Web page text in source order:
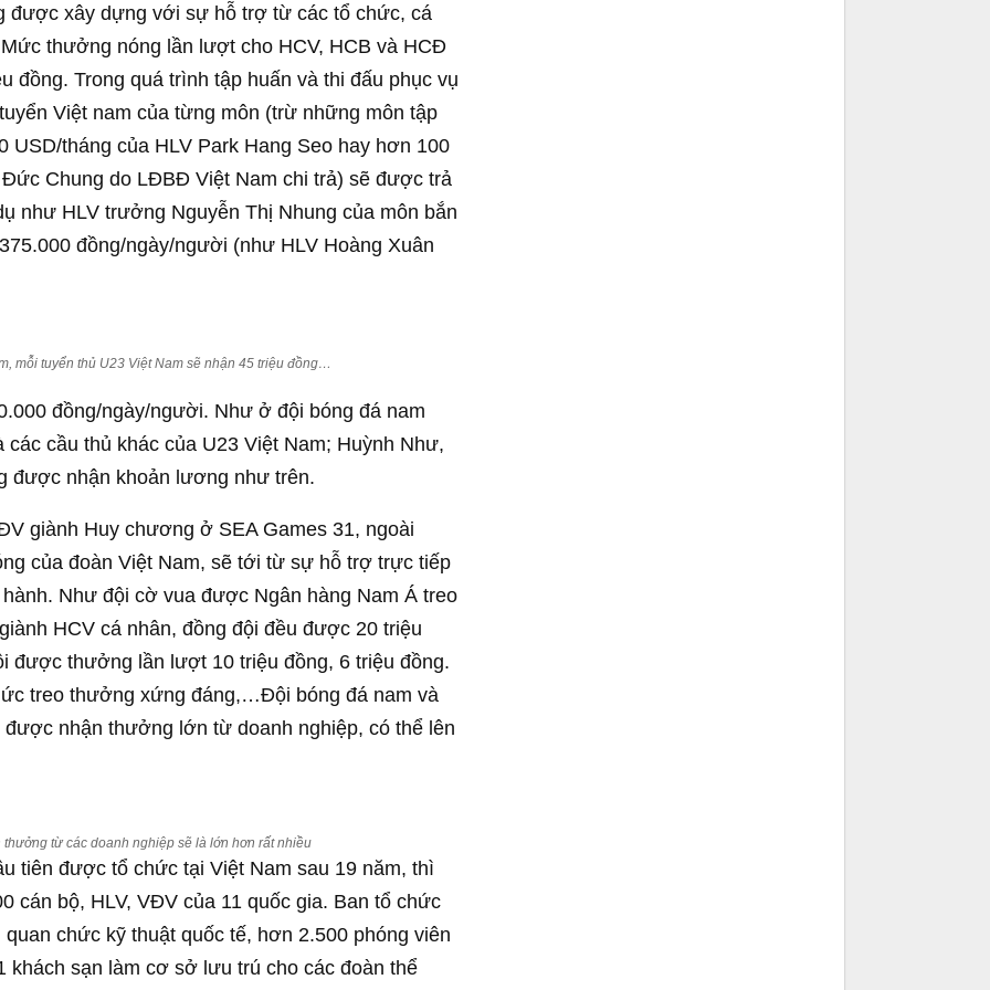
được xây dựng với sự hỗ trợ từ các tổ chức, cá
thưởng nóng lần lượt cho HCV, HCB và HCĐ
đồng. Trong quá trình tập huấn và thi đấu phục vụ
Việt nam của từng môn (trừ những môn tập
tháng của HLV Park Hang Seo hay hơn 100
Chung do LĐBĐ Việt Nam chi trả) sẽ được trả
như HLV trưởng Nguyễn Thị Nhung của môn bắn
đồng/ngày/người (như HLV Hoàng Xuân
mỗi tuyển thủ U23 Việt Nam sẽ nhận 45 triệu đồng…
đồng/ngày/người. Như ở đội bóng đá nam
cầu thủ khác của U23 Việt Nam; Huỳnh Như,
được nhận khoản lương như trên.
giành Huy chương ở SEA Games 31, ngoài
của đoàn Việt Nam, sẽ tới từ sự hỗ trợ trực tiếp
Như đội cờ vua được Ngân hàng Nam Á treo
HCV cá nhân, đồng đội đều được 20 triệu
được thưởng lần lượt 10 triệu đồng, 6 triệu đồng.
treo thưởng xứng đáng,…Đội bóng đá nam và
nhận thưởng lớn từ doanh nghiệp, có thể lên
từ các doanh nghiệp sẽ là lớn hơn rất nhiều
tiên được tổ chức tại Việt Nam sau 19 năm, thì
cán bộ, HLV, VĐV của 11 quốc gia. Ban tổ chức
chức kỹ thuật quốc tế, hơn 2.500 phóng viên
sạn làm cơ sở lưu trú cho các đoàn thể